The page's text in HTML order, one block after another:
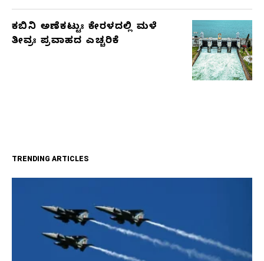
ಕಬಿನಿ ಅಣೆಕಟ್ಟುಃ ಕೇರಳದಲ್ಲಿ ಮಳೆ
ತೀವ್ರಃ ಪ್ರವಾಹದ ಎಚ್ಚರಿಕೆ
TRENDING ARTICLES